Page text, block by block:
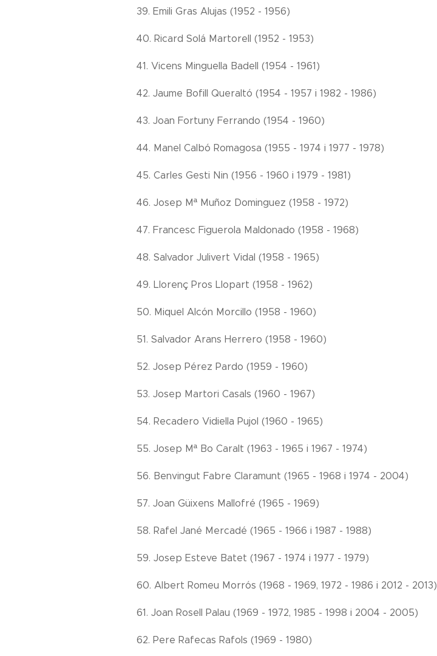
39. Emili Gras Alujas (1952 - 1956)
40. Ricard Solá Martorell (1952 - 1953)
41. Vicens Minguella Badell (1954 - 1961)
42. Jaume Bofill Queraltó (1954 - 1957 i 1982 - 1986)
43. Joan Fortuny Ferrando (1954 - 1960)
44. Manel Calbó Romagosa (1955 - 1974 i 1977 - 1978)
45. Carles Gesti Nin (1956 - 1960 i 1979 - 1981)
46. Josep Mª Muñoz Dominguez (1958 - 1972)
47. Francesc Figuerola Maldonado (1958 - 1968)
48. Salvador Julivert Vidal (1958 - 1965)
49. Llorenç Pros Llopart (1958 - 1962)
50. Miquel Alcón Morcillo (1958 - 1960)
51. Salvador Arans Herrero (1958 - 1960)
52. Josep Pérez Pardo (1959 - 1960)
53. Josep Martori Casals (1960 - 1967)
54. Recadero Vidiella Pujol (1960 - 1965)
55. Josep Mª Bo Caralt (1963 - 1965 i 1967 - 1974)
56. Benvingut Fabre Claramunt (1965 - 1968 i 1974 - 2004)
57. Joan Güixens Mallofré (1965 - 1969)
58. Rafel Jané Mercadé (1965 - 1966 i 1987 - 1988)
59. Josep Esteve Batet (1967 - 1974 i 1977 - 1979)
60. Albert Romeu Morrós (1968 - 1969, 1972 - 1986 i 2012 - 2013)
61. Joan Rosell Palau (1969 - 1972, 1985 - 1998 i 2004 - 2005)
62. Pere Rafecas Rafols (1969 - 1980)